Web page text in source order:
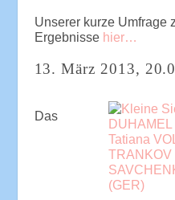
Unserer kurze Umfrage
Ergebnisse hier…
13. März 2013,
Das